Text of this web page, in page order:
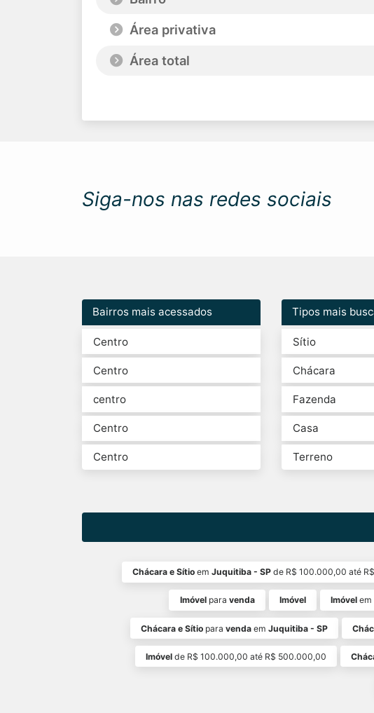
Área privativa
Área total
Siga-nos nas redes sociais
Bairros mais acessados
Centro
Centro
centro
Centro
Centro
Tipos mais
Sítio
Chácara
Fazenda
Casa
Terreno
Chácara e Sítio emJuquitiba - SP de R$ 100.000,00 até
Imóvelpara venda Imóvel Imóvel em
Chácara e Sítiopara vendaem Juquitiba - SP
Imóvelde R$ 100.000,00 até R$ 500.000,00